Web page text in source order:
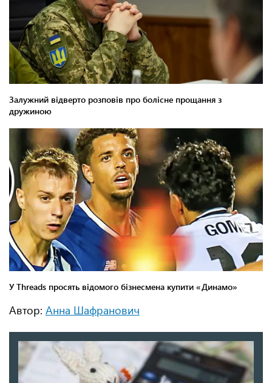
Автор: Анна Шафранович